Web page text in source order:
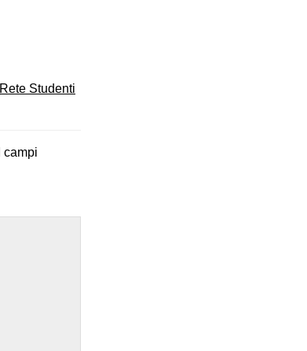
Rete Studenti
I campi